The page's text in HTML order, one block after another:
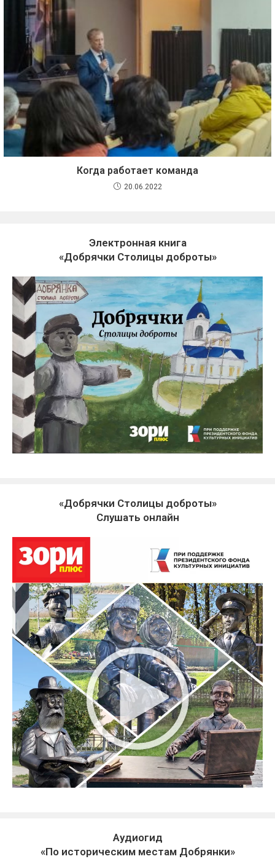
Когда работает команда
20.06.2022
Электронная книга
«Добрячки Столицы доброты»
«Добрячки Столицы доброты»
Слушать онлайн
Аудиогид
«По историческим местам Добрянки»